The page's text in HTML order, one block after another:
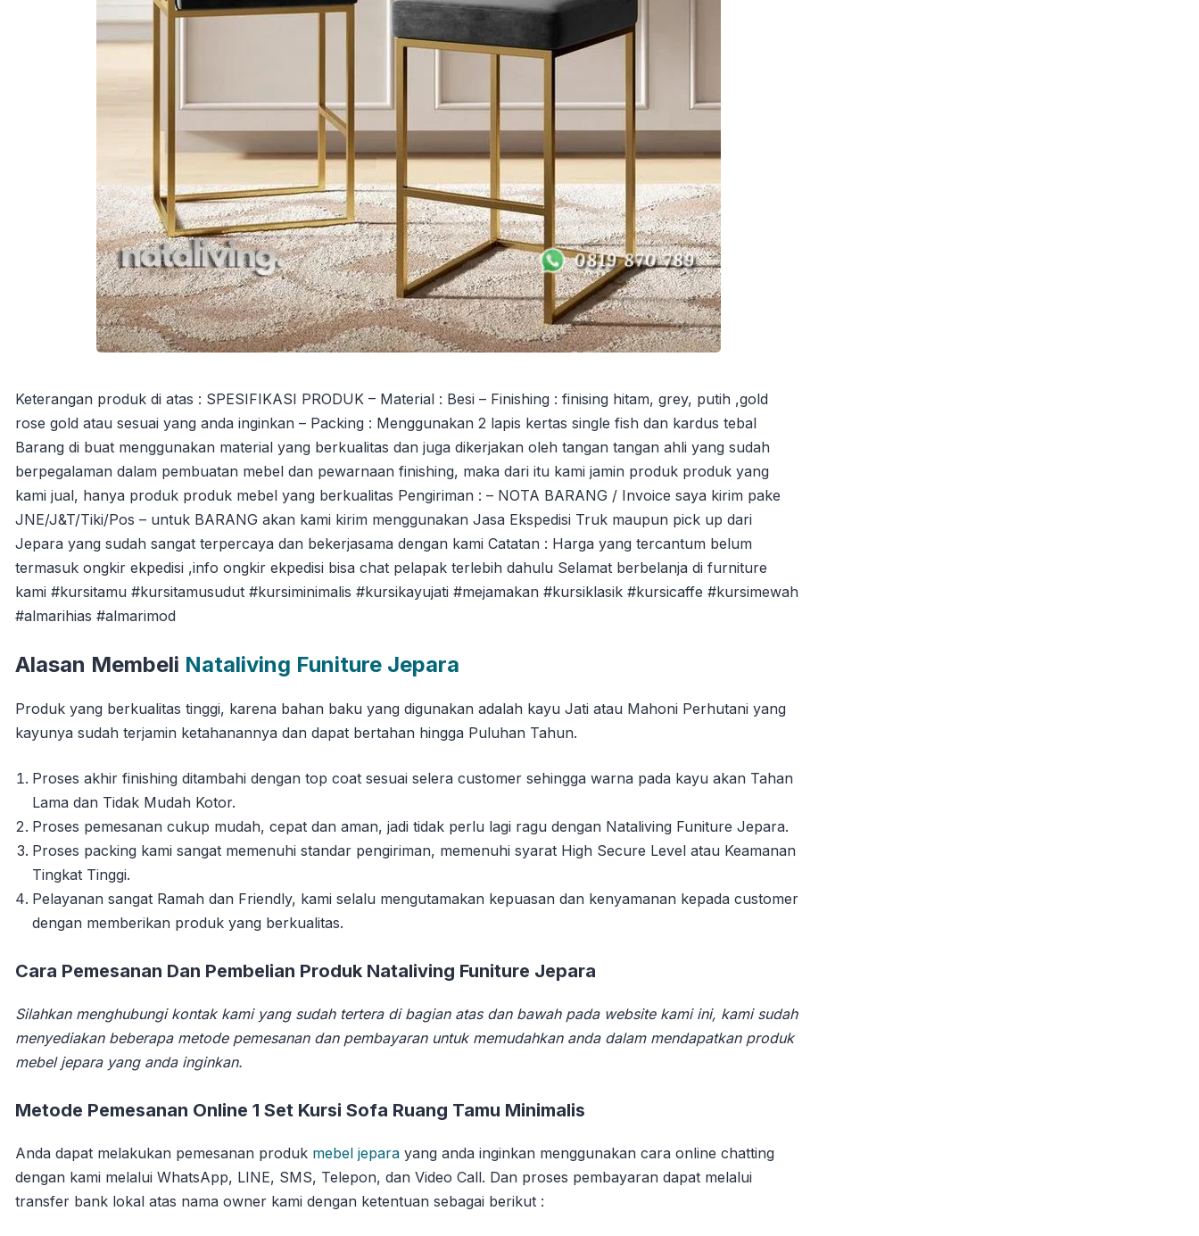
Keterangan produk di atas : SPESIFIKASI PRODUK – Material : Besi – Finishing : finising hitam, grey, putih ,gold
rose gold atau sesuai yang anda inginkan – Packing : Menggunakan 2 lapis kertas single fish dan kardus tebal
Barang di buat menggunakan material yang berkualitas dan juga dikerjakan oleh tangan tangan ahli yang sudah
berpegalaman dalam pembuatan mebel dan pewarnaan finishing, maka dari itu kami jamin produk produk yang
kami jual, hanya produk produk mebel yang berkualitas Pengiriman : – NOTA BARANG / Invoice saya kirim pake
JNE/J&T/Tiki/Pos – untuk BARANG akan kami kirim menggunakan Jasa Ekspedisi Truk maupun pick up dari
Jepara yang sudah sangat terpercaya dan bekerjasama dengan kami Catatan : Harga yang tercantum belum
termasuk ongkir ekpedisi ,info ongkir ekpedisi bisa chat pelapak terlebih dahulu Selamat berbelanja di furniture
kami #kursitamu #kursitamusudut #kursiminimalis #kursikayujati #mejamakan #kursiklasik #kursicaffe #kursimewah
#almarihias #almarimod
Alasan Membeli Nataliving Funiture Jepara
Produk yang berkualitas tinggi, karena bahan baku yang digunakan adalah kayu Jati atau Mahoni Perhutani yang
kayunya sudah terjamin ketahanannya dan dapat bertahan hingga Puluhan Tahun.
Proses akhir finishing ditambahi dengan top coat sesuai selera customer sehingga warna pada kayu akan Tahan
Lama dan Tidak Mudah Kotor.
Proses pemesanan cukup mudah, cepat dan aman, jadi tidak perlu lagi ragu dengan Nataliving Funiture Jepara.
Proses packing kami sangat memenuhi standar pengiriman, memenuhi syarat High Secure Level atau Keamanan
Tingkat Tinggi.
Pelayanan sangat Ramah dan Friendly, kami selalu mengutamakan kepuasan dan kenyamanan kepada customer
dengan memberikan produk yang berkualitas.
Cara Pemesanan Dan Pembelian Produk Nataliving Funiture Jepara
Silahkan menghubungi kontak kami yang sudah tertera di bagian atas dan bawah pada website kami ini, kami sudah
menyediakan beberapa metode pemesanan dan pembayaran untuk memudahkan anda dalam mendapatkan produk
mebel jepara yang anda inginkan.
Metode Pemesanan Online 1 Set Kursi Sofa Ruang Tamu Minimalis
Anda dapat melakukan pemesanan produk mebel jepara yang anda inginkan menggunakan cara online chatting
dengan kami melalui WhatsApp, LINE, SMS, Telepon, dan Video Call. Dan proses pembayaran dapat melalui
transfer bank lokal atas nama owner kami dengan ketentuan sebagai berikut :